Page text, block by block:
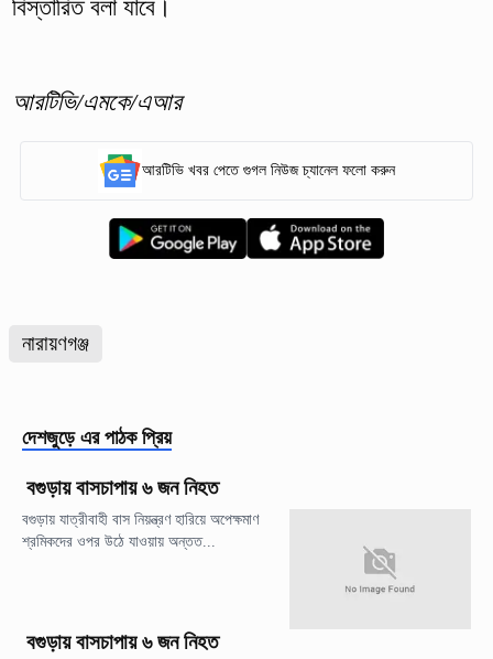
বিস্তারিত বলা যাবে।
আরটিভি/এমকে/এআর
আরটিভি খবর পেতে গুগল নিউজ চ্যানেল ফলো করুন
নারায়ণগঞ্জ
দেশজুড়ে এর পাঠক প্রিয়
বগুড়ায় বাসচাপায় ৬ জন নিহত
বগুড়ায় যাত্রীবাহী বাস নিয়ন্ত্রণ হারিয়ে অপেক্ষমাণ
শ্রমিকদের ওপর উঠে যাওয়ায় অন্তত...
বগুড়ায় বাসচাপায় ৬ জন নিহত